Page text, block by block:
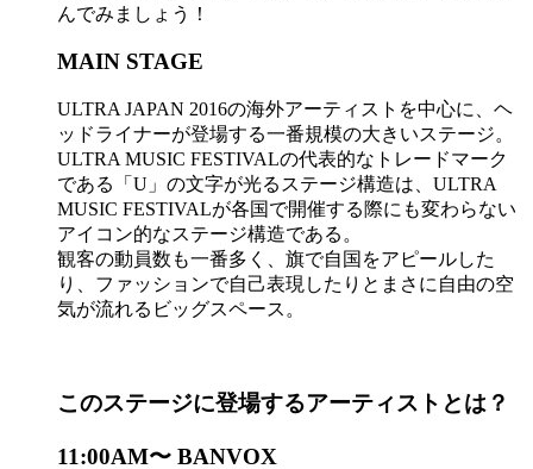
んでみましょう！
MAIN STAGE
ULTRA JAPAN 2016の海外アーティストを中心に、ヘ
ッドライナーが登場する一番規模の大きいステージ。
ULTRA MUSIC FESTIVALの代表的なトレードマーク
である「U」の文字が光るステージ構造は、ULTRA
MUSIC FESTIVALが各国で開催する際にも変わらない
アイコン的なステージ構造である。
観客の動員数も一番多く、旗で自国をアピールした
り、ファッションで自己表現したりとまさに自由の空
気が流れるビッグスペース。
このステージに登場するアーティストとは？
11:00AM〜 BANVOX